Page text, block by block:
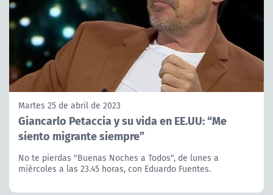
Martes 25 de abril de 2023
Giancarlo Petaccia y su vida en EE.UU: “Me
siento migrante siempre”
No te pierdas "Buenas Noches a Todos", de lunes a
miércoles a las 23.45 horas, con Eduardo Fuentes.